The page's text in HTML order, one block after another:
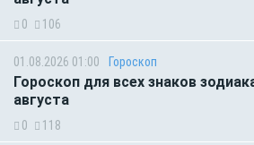
0 106
01.08.2026 01:00 Гороскоп
Гороскоп для всех знаков
августа
0 118